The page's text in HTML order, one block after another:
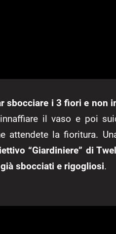
sbocciare i 3 fiori e non
il vaso e poi
attendete la fioritura.
“Giardiniere” di
sbocciati e rigogliosi.